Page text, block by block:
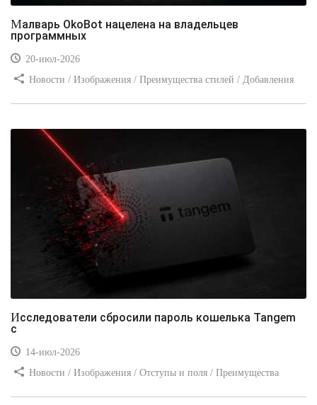
Малварь OkoBot нацелена на владельцев
программных
20-июл-2026
Новости / Изображения / Преимущества стилей / Добавления
Исследователи сбросили пароль кошелька Tangem
с
14-июл-2026
Новости / Изображения / Отступы и поля / Преимущества